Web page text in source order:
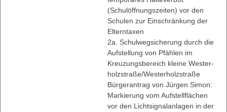
(Schulöffnungszeiten) vor den
Schulen zur Einschränkung der
Elterntaxen
2a. Schulwegsicherung durch die
Aufstellung von Pfählen im
Kreuzungsbereich kleine Wester-
holzstraße/Westerholzstraße
Bürgerantrag von Jürgen Simon:
Markierung vom Aufstellflächen
vor den Lichtsignalanlagen in der